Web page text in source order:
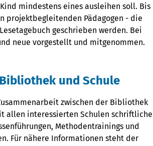
mindestens eines ausleihen soll. Bis
projektbegleitenden Pädagogen - die
geschrieben werden. Bei
neue vorgestellt und mitgenommen.
und Schule
zwischen der Bibliothek
allen interessierten Schulen schriftliche
Methodentrainings und
Für nähere Informationen steht der